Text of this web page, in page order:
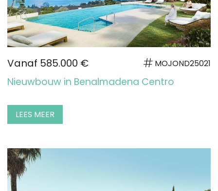
Vanaf 585.000 € MOJOND25021
Nieuwbouw in Benalmadena Centro
LEES MEER